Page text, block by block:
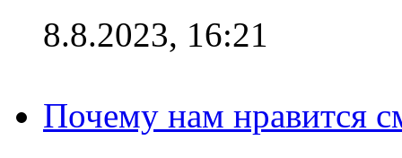
8.8.2023, 16:21
Почему нам нравится